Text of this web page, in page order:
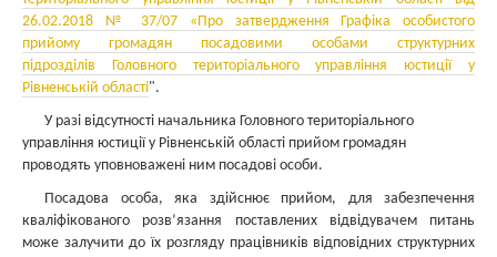
26.02.2018 № 37/07 «Про затвердженняГрафіка особистого
прийому громадян посадовими особами структурних
підрозділів Головного територіального управління юстиції у
Рівненській області".
У разі відсутності начальника Головного територіального
управління юстиції у Рівненській області прийом громадян
проводять уповноважені ним посадові особи.
Посадова особа, яка здійснює прийом, для забезпечення
кваліфікованого розв’язання поставлених відвідувачем питань
може залучити до їх розгляду працівників відповідних структурних